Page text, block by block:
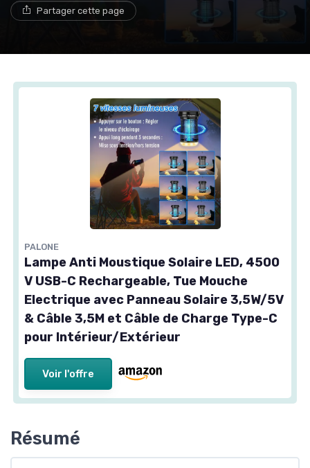
Partager cette page
PALONE
Lampe Anti Moustique Solaire LED, 4500
V USB-C Rechargeable, Tue Mouche
Electrique avec Panneau Solaire 3,5W/5V
& Câble 3,5M et Câble de Charge Type-C
pour Intérieur/Extérieur
Voir l'offre
Résumé